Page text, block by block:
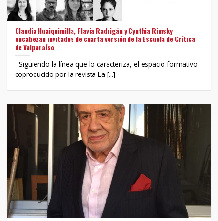
Claudia Huaiquimilla, Flavia Radrigán y Cynthia Rimsky
encabezan invitados de cuarta versión de la Escuela de Crítica
de Valparaíso
Siguiendo la línea que lo caracteriza, el espacio formativo
coproducido por la revista La [...]